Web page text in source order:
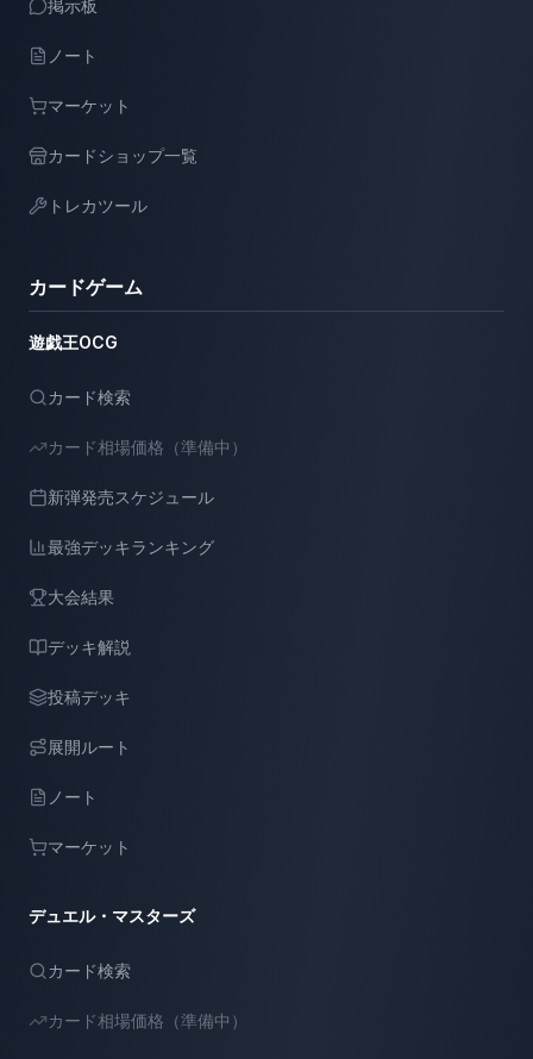
掲示板
ノート
マーケット
カードショップ一覧
トレカツール
カードゲーム
遊戯王OCG
カード検索
カード相場価格（準備中）
新弾発売スケジュール
最強デッキランキング
大会結果
デッキ解説
投稿デッキ
展開ルート
ノート
マーケット
デュエル・マスターズ
カード検索
カード相場価格（準備中）